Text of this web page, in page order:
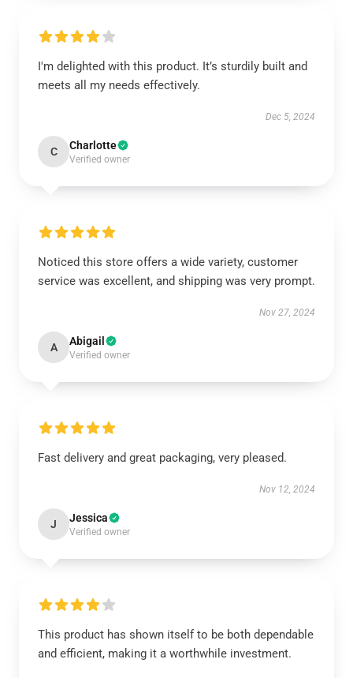
I'm delighted with this product. It’s sturdily built and
meets all my needs effectively.
Dec 5, 2024
C Charlotte
Verified owner
Noticed this store offers a wide variety, customer
service was excellent, and shipping was very prompt.
Nov 27, 2024
A Abigail
Verified owner
Fast delivery and great packaging, very pleased.
Nov 12, 2024
J Jessica
Verified owner
This product has shown itself to be both dependable
and efficient, making it a worthwhile investment.